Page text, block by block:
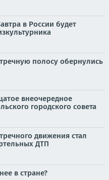
в России будет
полосу обернулись
внеочередное
городского совета
движения стал
ДТП
в стране?